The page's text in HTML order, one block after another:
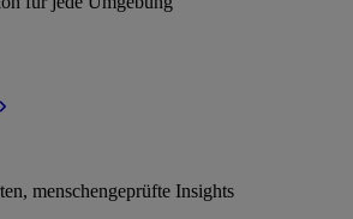
menschengeprüfte Insights